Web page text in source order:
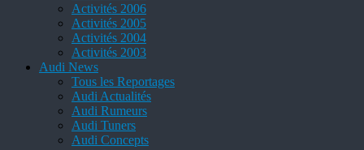
Activités 2006
Activités 2005
Activités 2004
Activités 2003
Audi News
Tous les Reportages
Audi Actualités
Audi Rumeurs
Audi Tuners
Audi Concepts